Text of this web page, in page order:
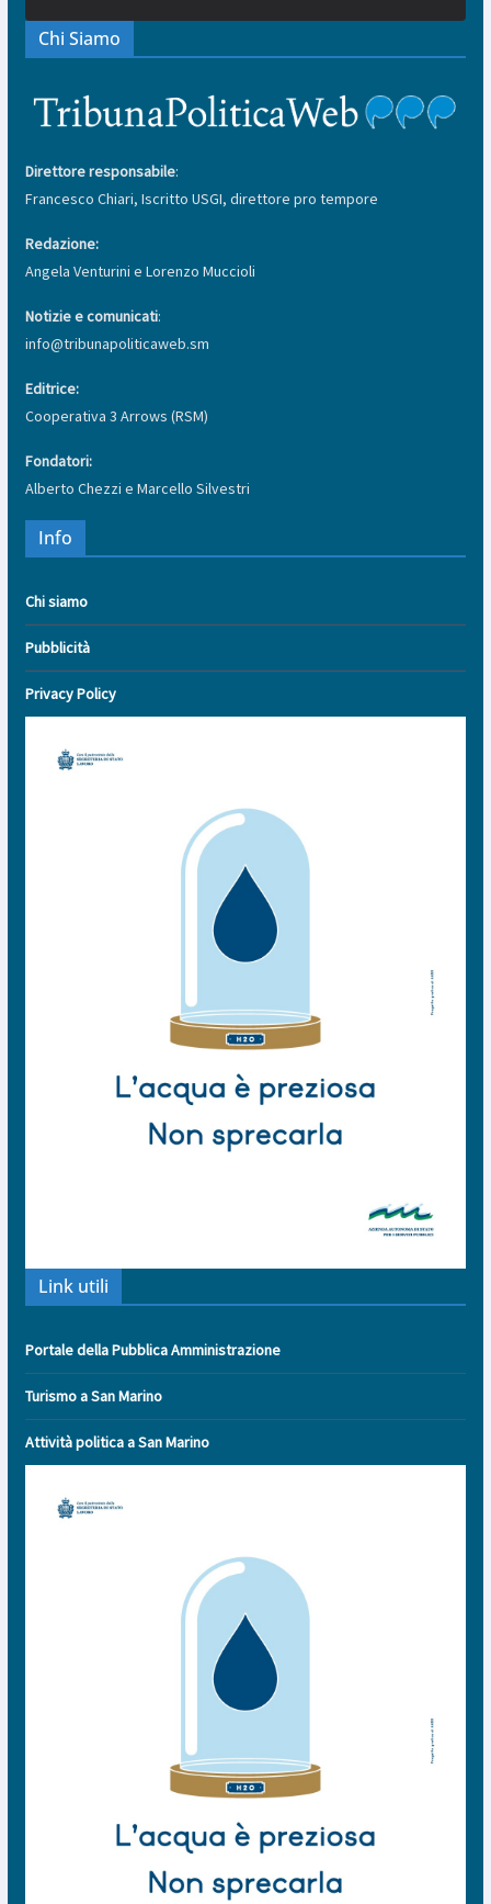
Chi Siamo
Direttore responsabile:
Francesco Chiari, Iscritto USGI, direttore pro tempore
Redazione:
Angela Venturini e Lorenzo Muccioli
Notizie e comunicati:
info@tribunapoliticaweb.sm
Editrice:
Cooperativa 3 Arrows (RSM)
Fondatori:
Alberto Chezzi e Marcello Silvestri
Info
Chi siamo
Pubblicità
Privacy Policy
Link utili
Portale della Pubblica Amministrazione
Turismo a San Marino
Attività politica a San Marino